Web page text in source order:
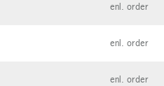
enl. order
enl. order
enl. order